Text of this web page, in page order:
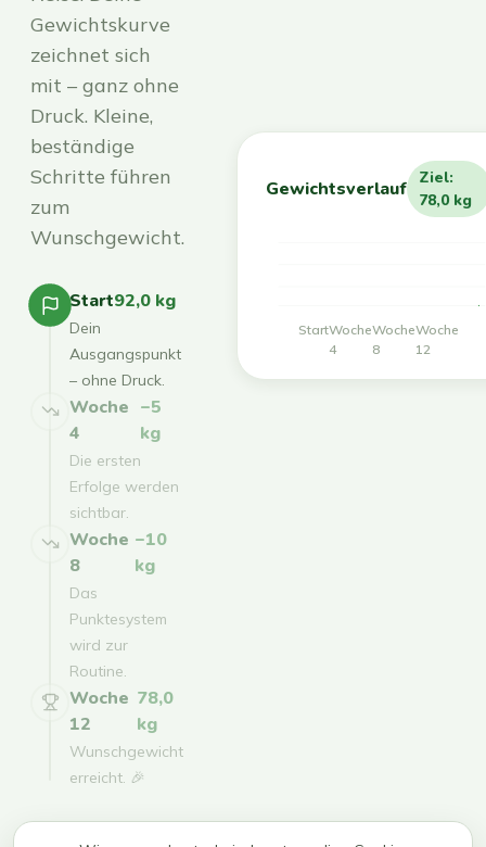
Gewichtskurve
zeichnet sich
mit – ganz ohne
Druck. Kleine,
beständige
Schritte führen
zum
Wunschgewicht.
Start92,0 kg
Dein
Ausgangspunkt
– ohne Druck.
Woche
4
−5
kg
Die ersten
Erfolge werden
sichtbar.
Woche
8
−10
kg
Das
Punktesystem
wird zur
Routine.
Woche
12
78,0
kg
Wunschgewicht
erreicht. 🎉
Gewichtsverlauf
Ziel:
78,0 kg
StartWoche
4
Woche
8
Woche
12